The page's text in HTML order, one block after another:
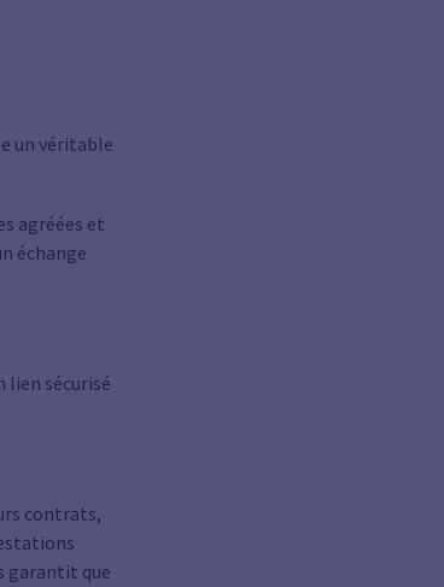
un véritable
agréées et
échange
lien sécurisé
contrats,
garantit que